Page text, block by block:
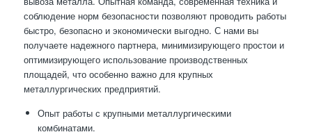
соблюдение норм безопасности позволяют проводить работы
быстро, безопасно и экономически выгодно. С нами вы
получаете надежного партнера, минимизирующего простои и
оптимизирующего использование производственных
площадей, что особенно важно для крупных
металлургических предприятий.
Опыт работы с крупными металлургическими
комбинатами.